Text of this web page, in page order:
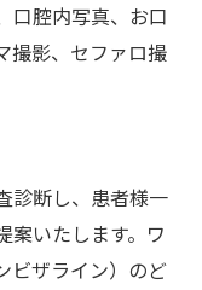
口腔内写真、お口
撮影、セファロ撮
診断し、患者様一
案いたします。ワ
ビザライン）のど